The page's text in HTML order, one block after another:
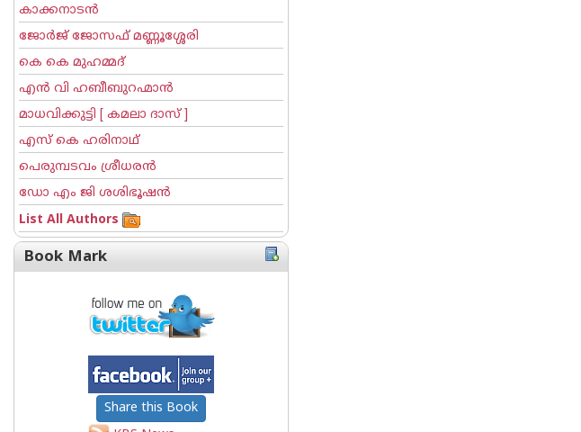
കാക്കനാടന്‍
ജോര്‍ജ് ജോസഫ് മണ്ണൂശ്ശേരി
കെ കെ മുഹമ്മദ്
എന്‍ വി ഹബീബുറഹ്മാന്‍
മാധവിക്കുട്ടി [ കമലാ ദാസ് ]
എസ് കെ ഹരിനാഥ്
പെരുമ്പടവം ശ്രീധര‌ന്‍
ഡോ എം ജി ശശിഭൂഷന്‍
List All Authors
Book Mark
Share this Book